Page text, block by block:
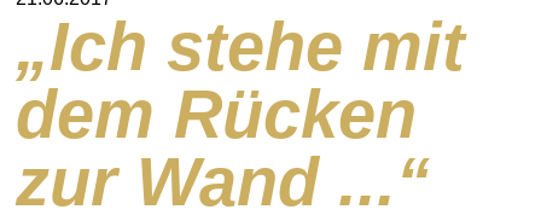
„Ich stehe mit
dem Rücken
zur Wand ...“